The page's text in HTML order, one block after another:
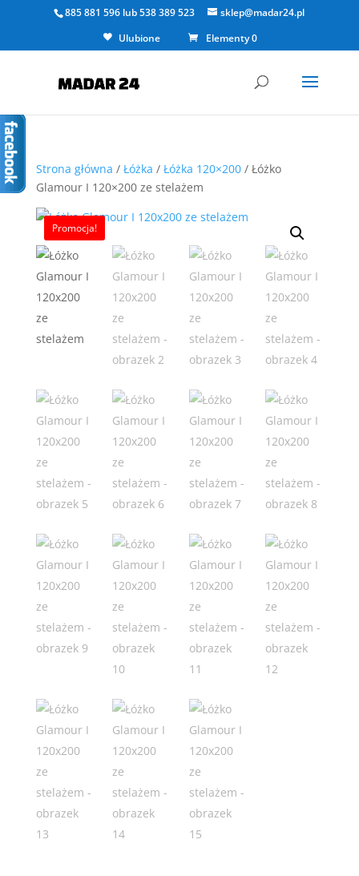
885 881 596 lub538 389 523
sklep@madar24.pl
Ulubione
Elementy 0
Strona główna / Łóżka / Łóżka 120×200/ Łóżko
Glamour I 120×200 ze stelażem
Promocja!